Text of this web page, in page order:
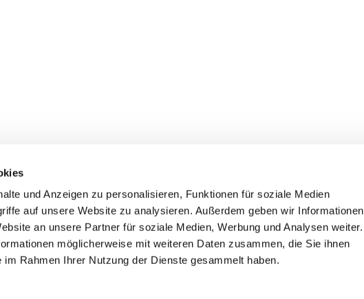
und Anzeigen zu personalisieren, Funktionen für soziale Medien
auf unsere Website zu analysieren. Außerdem geben wir Informationen
an unsere Partner für soziale Medien, Werbung und Analysen weiter.
möglicherweise mit weiteren Daten zusammen, die Sie ihnen
im Rahmen Ihrer Nutzung der Dienste gesammelt haben.
Service
Downloads
Kontakt
Tel.: (+43) 07221 63430